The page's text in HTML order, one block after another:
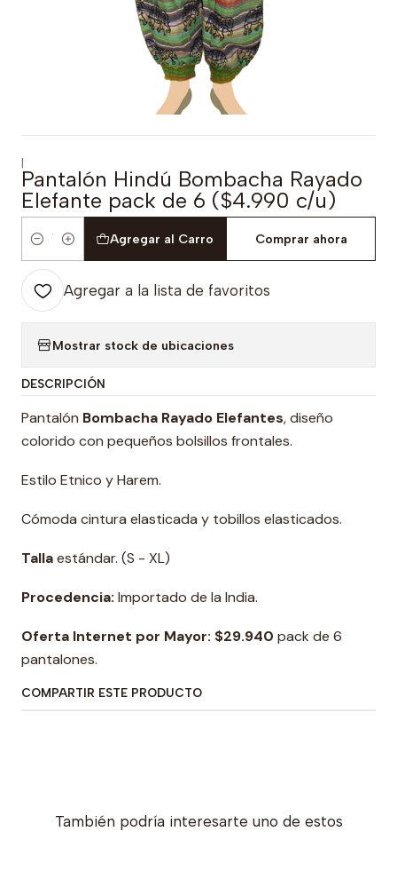
|
Pantalón Hindú Bombacha Rayado
Elefante pack de 6 ($4.990 c/u)
Cantidad
Agregar al Carro Comprar ahora
Agregar a la lista de favoritos
Mostrar stock de ubicaciones
DESCRIPCIÓN
Pantalón Bombacha Rayado Elefantes, diseño
colorido con pequeños bolsillos frontales.
Estilo Etnico y Harem.
Cómoda cintura elasticada y tobillos elasticados.
Tallaestándar. (S - XL)
Procedencia: Importado de la India.
Oferta Internet por Mayor: $29.940 pack de 6
pantalones.
COMPARTIR ESTE PRODUCTO
También podría interesarte uno de estos